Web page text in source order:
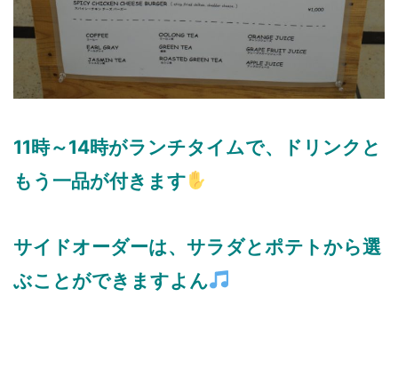
11時～14時がランチタイムで、ドリンクと
もう一品が付きます
サイドオーダーは、サラダとポテトから選
ぶことができますよん